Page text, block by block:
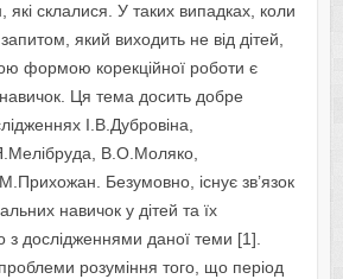
які склалися. У таких випадках, коли
який виходить не від дітей,
формою корекційної роботи є
навичок. Ця тема досить добре
І.В.Дубровіна,
В.О.Моляко,
Безумовно, існує зв’язок
навичок у дітей та їх
з дослідженнями даної теми [1].
розуміння того, що період